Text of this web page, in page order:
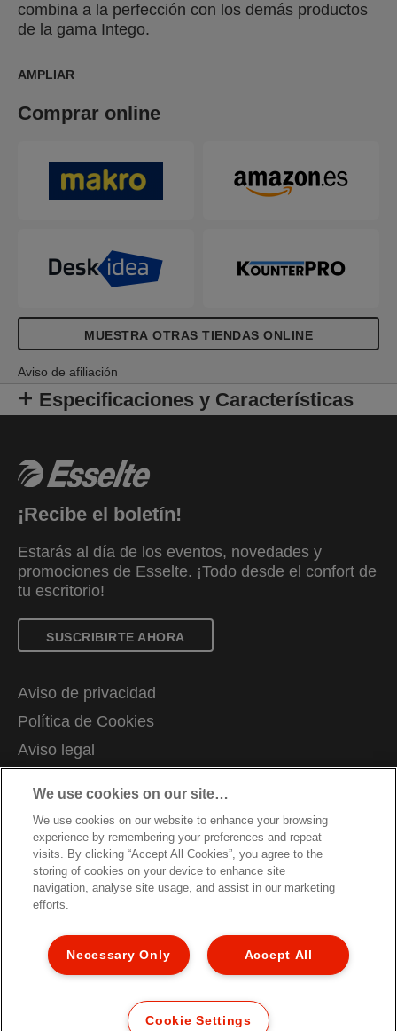
combina a la perfección con los demás productos
de la gama Intego.
AMPLIAR
Comprar online
MUESTRA OTRAS TIENDAS ONLINE
Aviso de afiliación
Especificaciones y Características
¡Recibe el boletín!
Estarás al día de los eventos, novedades y
promociones de Esselte. ¡Todo desde el confort de
tu escritorio!
SUSCRIBIRTE AHORA
Aviso de privacidad
Política de Cookies
Aviso legal
Trabaja con nosotros
Declaraciones de conformidad
Condiciones de garantía
Servicio al cliente
We use cookies on our site…
We use cookies on our website to enhance your browsing
experience by remembering your preferences and repeat
visits. By clicking “Accept All Cookies”, you agree to the
storing of cookies on your device to enhance site
navigation, analyse site usage, and assist in our marketing
efforts.
Accept All
Necessary Only
Cookie Settings